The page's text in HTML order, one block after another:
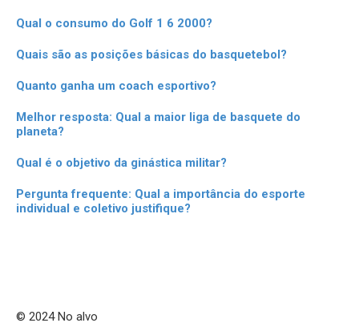
Qual o consumo do Golf 1 6 2000?
Quais são as posições básicas do basquetebol?
Quanto ganha um coach esportivo?
Melhor resposta: Qual a maior liga de basquete do
planeta?
Qual é o objetivo da ginástica militar?
Pergunta frequente: Qual a importância do esporte
individual e coletivo justifique?
© 2024 No alvo